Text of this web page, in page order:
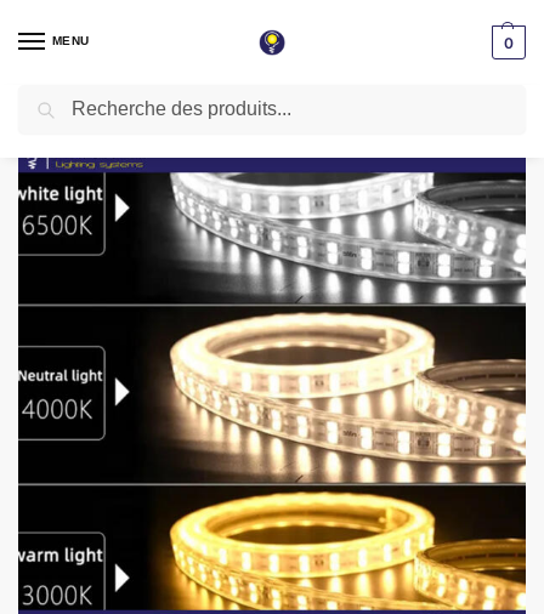
MENU 0
Accueil / Tube light & Guirlande / Rouleau tube light guirlande 8mm 2835 SMD Adhésif 100 mètre sans fiche couleur Blanc